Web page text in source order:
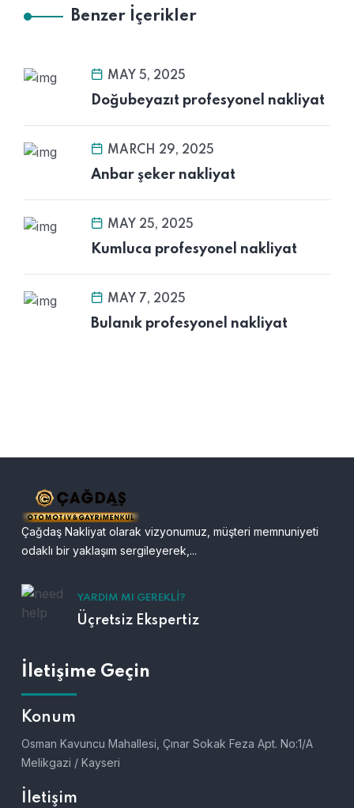
Benzer İçerikler
MAY 5, 2025
Doğubeyazıt profesyonel nakliyat
MARCH 29, 2025
Anbar şeker nakliyat
MAY 25, 2025
Kumluca profesyonel nakliyat
MAY 7, 2025
Bulanık profesyonel nakliyat
Çağdaş Nakliyat olarak vizyonumuz, müşteri memnuniyeti
odaklı bir yaklaşım sergileyerek,...
YARDIM MI GEREKLI?
Üçretsiz Ekspertiz
İletişime Geçin
Konum
Osman Kavuncu Mahallesi, Çınar Sokak Feza Apt. No:1/A
Melikgazi / Kayseri
İletişim